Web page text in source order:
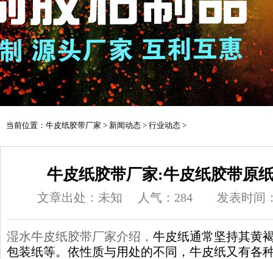
当前位置： 牛皮纸胶带厂家 > 新闻动态 > 行业动态 >
牛皮纸胶带厂家:牛皮纸胶带原
文章出处：未知 人气： 284 发表时间
湿水牛皮纸胶带厂家介绍， 牛皮纸通常坚持其黄
包装纸等。依性质与用处的不同，牛皮纸又有各